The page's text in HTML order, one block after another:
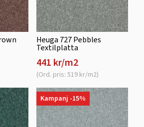
Heuga 727 Pebbles
Textilplatta
441 kr/m2
(Ord. pris: 519 kr/m2)
Kampanj -15%